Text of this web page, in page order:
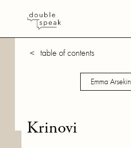
< table of contents
Emma Arsekin
Krinovi